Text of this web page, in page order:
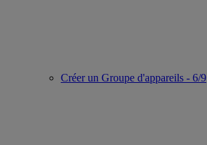
Créer un Groupe d'appareils - 6/9